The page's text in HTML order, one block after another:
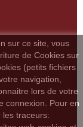
sur ce site, vous
de Cookies sur
(petits fichiers
navigation,
lors de votre
connexion. Pour en
les traceurs: